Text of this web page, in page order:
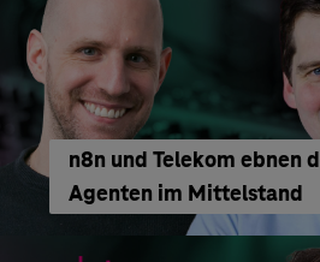
n8n und Telekom ebnen
Agenten im Mittelstand